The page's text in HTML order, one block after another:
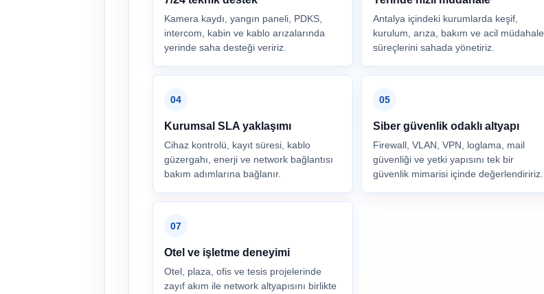
Kamera kaydı, yangın paneli, PDKS,
intercom, kabin ve kablo arızalarında
yerinde saha desteği veririz.
Antalya içindeki kurumlarda keşif,
kurulum, arıza, bakım ve acil müdahale
süreçlerini sahada yönetiriz.
04
Kurumsal SLA yaklaşımı
Cihaz kontrolü, kayıt süresi, kablo
güzergahı, enerji ve network bağlantısı
bakım adımlarına bağlanır.
05
Siber güvenlik odaklı altyapı
Firewall, VLAN, VPN, loglama, mail
güvenliği ve yetki yapısını tek bir
güvenlik mimarisi içinde değerlendiririz.
07
Otel ve işletme deneyimi
Otel, plaza, ofis ve tesis projelerinde
zayıf akım ile network altyapısını birlikte